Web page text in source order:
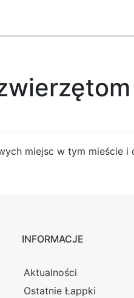
miejsc w tym mieście
INFORMACJE
Aktualności
Ostatnie Łappki